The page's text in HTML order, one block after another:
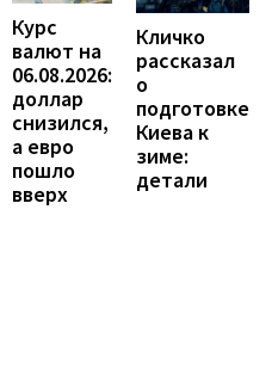
Курс
валют на
06.08.2026:
доллар
снизился,
а евро
пошло
вверх
Кличко
рассказал
о
подготовке
Киева к
зиме:
детали